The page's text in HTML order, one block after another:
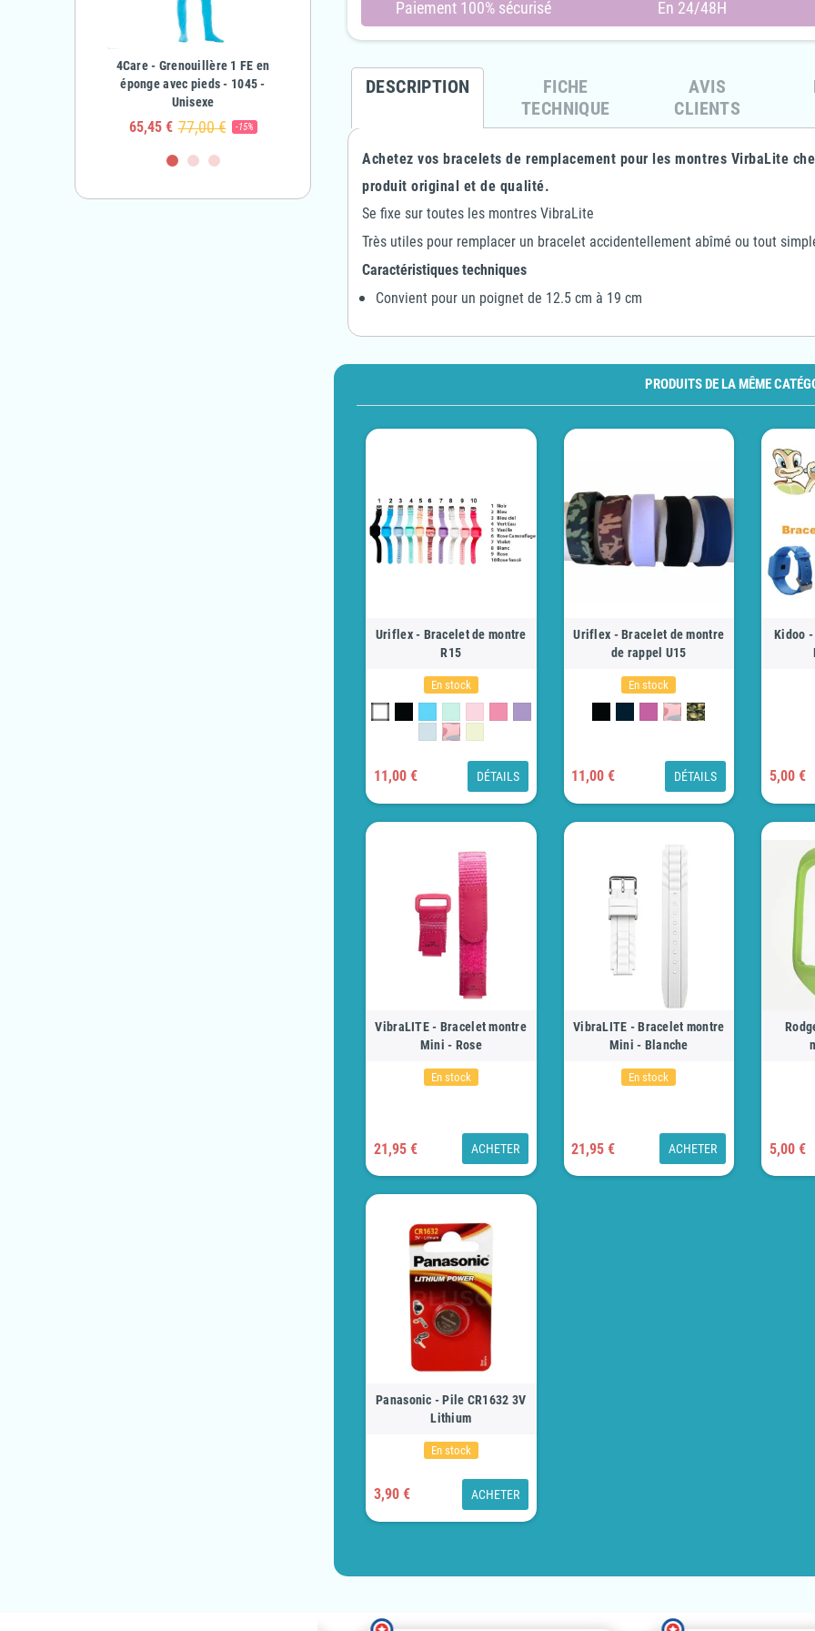
4Care - Grenouillère 1 FE en
éponge avec pieds - 1045 -
Unisexe
65,45 € 77,00 € -15%
4Care - Grenouillère 2
Fermetures éclairs en éponge -
90,00 €
4Care - Grenouillère en éponge
- 1070 - Enfant Garçon & Fille
63,10 € -50%
éponge avec pieds - 1045 -
Unisexe
65,45 € 77,00 € -15%
Paiement 100% sécurisé En 24/48H
DESCRIPTION
FICHE
TECHNIQUE
AVIS
CLIENTS
Achetez vos bracelets de remplacement pour les montres VirbaLite
produit original et de qualité.
Se fixe sur toutes les montres VibraLite
Très utiles pour remplacer un bracelet accidentellement abîmé ou tout
Caractéristiques techniques
Convient pour un poignet de 12.5 cm à 19 cm
PRODUITS DE LA MÊME
Uriflex - Bracelet de montre
R15
En stock
11,00 € DÉTAILS
Uriflex - Bracelet de montre
de rappel U15
En stock
11,00 € DÉTAILS
Kidoo
5,00 €
VibraLITE - Bracelet montre
Mini - Rose
En stock
21,95 € ACHETER
VibraLITE - Bracelet montre
Mini - Blanche
En stock
21,95 € ACHETER 5,00 €
Panasonic - Pile CR1632 3V
Lithium
En stock
3,90 € ACHETER